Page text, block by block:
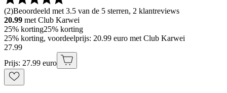
(2)Beoordeeld met 3.5 van de 5 sterren, 2 klantreviews
20.99 met Club Karwei
25% korting25% korting
25% korting, voordeelprijs: 20.99 euro met Club Karwei
27.99
Prijs: 27.99 euro